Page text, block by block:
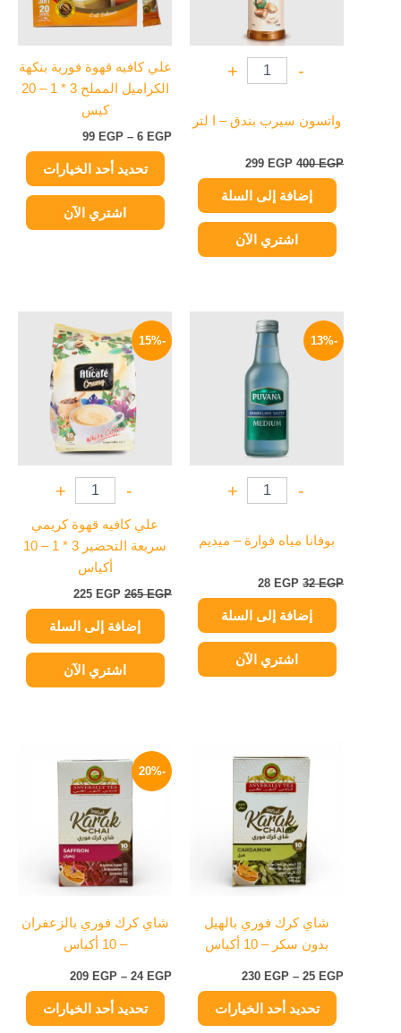
-
+
واتسون سيرب بندق – ا لتر
400EGP
299 EGP
إضافة إلى السلة
اشتري الآن
علي كافيه قهوة فورية بنكهة
الكراميل المملح 3 * 1 – 20
كيس
6 EGP
–
99 EGP
تحديد أحد الخيارات
لهذا
المنتج.
اختيار
الخيارات
صفحة
المنتج
اشتري الآن
-13%
-
+
بوفانا مياه فوارة – ميديم
32EGP
السعر
الأصلي
28 EGP
السعر
الحالي
هو:
28 EGP.
إضافة إلى السلة
اشتري الآن
-15%
-
+
علي كافيه قهوة كريمي
سريعة التحضير 3 * 1 – 10
أكياس
265EGP
الأصلي
هو:
265 EGP.
225 EGP
الحالي
هو:
225 EGP.
إضافة إلى السلة
اشتري الآن
شاي كرك فوري بالهيل
بدون سكر – 10 أكياس
25 EGP
–
230 EGP
السعر:
خلال
تحديد أحد الخيارات
المختلفة
اختيار
الخيارات
صفحة
المنتج
-20%
شاي كرك فوري بالزعفران
– 10 أكياس
24 EGP
–
209 EGP
السعر:
⁦209 EGP⁩
تحديد أحد الخيارات
هناك
العديد
من
المختلفة
اختيار
الخيارات
صفحة
المنتج